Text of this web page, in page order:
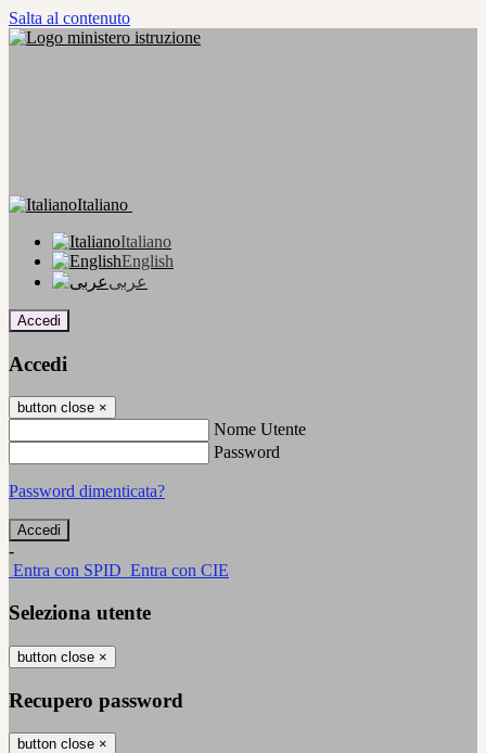
Salta al contenuto
Italiano
Italiano
English
عربى
Accedi
Accedi
button close ×
Nome Utente
Password
Password dimenticata?
-
Entra con SPID Entra con CIE
Seleziona utente
button close ×
Recupero password
button close ×